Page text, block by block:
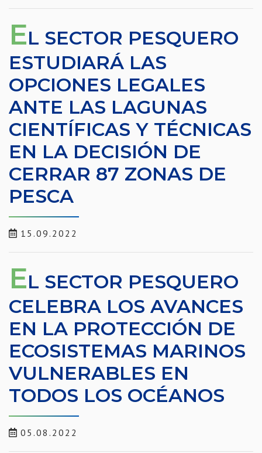
EL SECTOR PESQUERO
ESTUDIARÁ LAS
OPCIONES LEGALES
ANTE LAS LAGUNAS
CIENTÍFICAS Y TÉCNICAS
EN LA DECISIÓN DE
CERRAR 87 ZONAS DE
PESCA
15.09.2022
EL SECTOR PESQUERO
CELEBRA LOS AVANCES
EN LA PROTECCIÓN DE
ECOSISTEMAS MARINOS
VULNERABLES EN
TODOS LOS OCÉANOS
05.08.2022